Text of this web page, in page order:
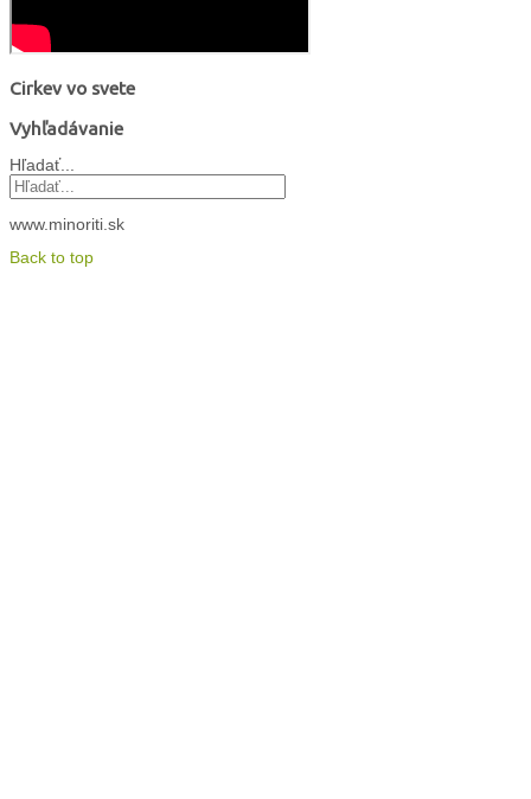
Cirkev vo svete
Vyhľadávanie
Hľadať...
www.minoriti.sk
Back to top